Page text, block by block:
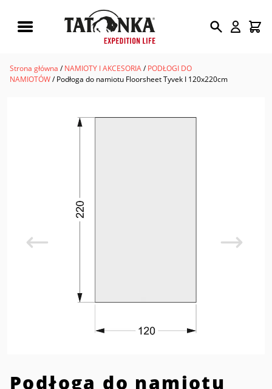
produktów
Strona główna /NAMIOTY I AKCESORIA/PODŁOGI DO
NAMIOTÓW/ Podłoga do namiotu Floorsheet Tyvek I 120x220cm
Podłoga do namiotu